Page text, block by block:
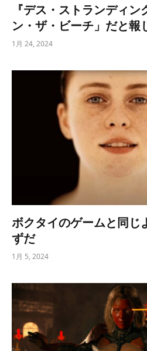
『デス・ストランディ
ン・ザ・ビーチ」だと報
1月 24, 2024
ボクタイのゲームと同じ
ずだ
1月 5, 2024